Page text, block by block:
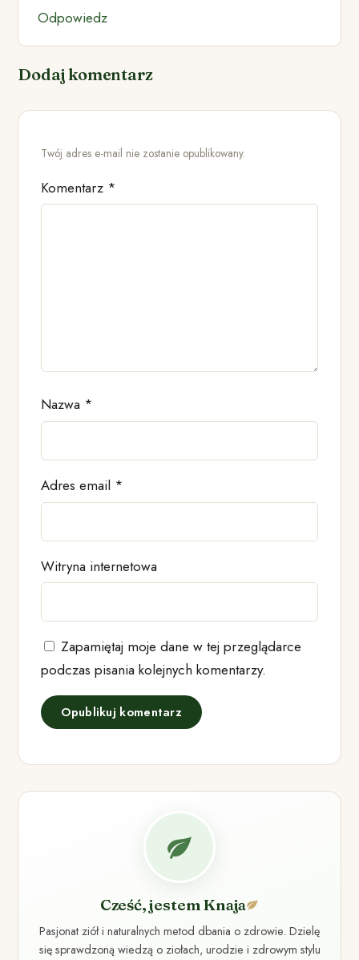
Odpowiedz
Dodaj komentarz
Twój adres e-mail nie zostanie opublikowany.
Komentarz *
Nazwa *
Adres email *
Witryna internetowa
Zapamiętaj moje dane w tej przeglądarce
podczas pisania kolejnych komentarzy.
Cześć, jestem Knaja
Pasjonat ziół i naturalnych metod dbania o zdrowie. Dzielę
się sprawdzoną wiedzą o ziołach, urodzie i zdrowym stylu